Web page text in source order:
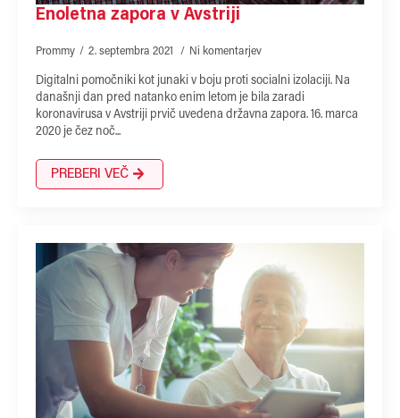
Enoletna zapora v Avstriji
Prommy 2. septembra 2021 Ni komentarjev
Digitalni pomočniki kot junaki v boju proti socialni izolaciji. Na
današnji dan pred natanko enim letom je bila zaradi
koronavirusa v Avstriji prvič uvedena državna zapora. 16. marca
2020 je čez noč...
PREBERI VEČ